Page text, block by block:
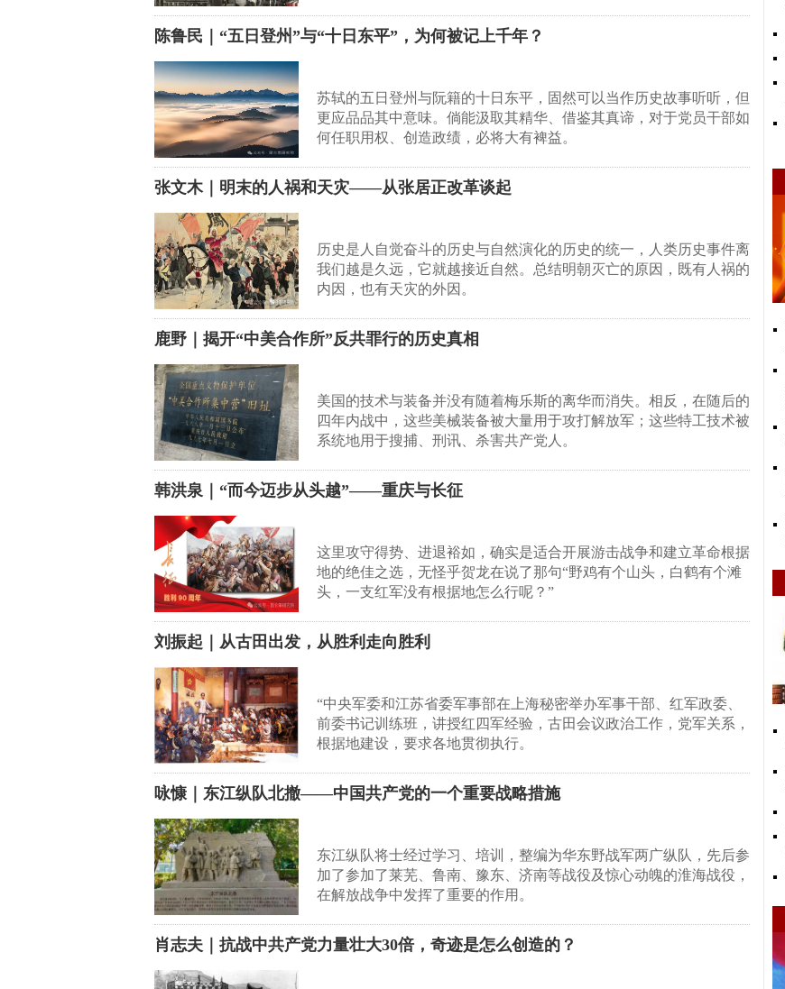
陈鲁民｜“五日登州”与“十日东平”，为何被记上千年？
苏轼的五日登州与阮籍的十日东平，固然可以当作历史故事听听，但
更应品品其中意味。倘能汲取其精华、借鉴其真谛，对于党员干部如
何任职用权、创造政绩，必将大有裨益。
张文木｜明末的人祸和天灾——从张居正改革谈起
历史是人自觉奋斗的历史与自然演化的历史的统一，人类历史事件离
我们越是久远，它就越接近自然。总结明朝灭亡的原因，既有人祸的
内因，也有天灾的外因。
鹿野｜揭开“中美合作所”反共罪行的历史真相
美国的技术与装备并没有随着梅乐斯的离华而消失。相反，在随后的
四年内战中，这些美械装备被大量用于攻打解放军；这些特工技术被
系统地用于搜捕、刑讯、杀害共产党人。
韩洪泉｜“而今迈步从头越”——重庆与长征
这里攻守得势、进退裕如，确实是适合开展游击战争和建立革命根据
地的绝佳之选，无怪乎贺龙在说了那句“野鸡有个山头，白鹤有个滩
头，一支红军没有根据地怎么行呢？”
刘振起｜从古田出发，从胜利走向胜利
“中央军委和江苏省委军事部在上海秘密举办军事干部、红军政委、
前委书记训练班，讲授红四军经验，古田会议政治工作，党军关系，
根据地建设，要求各地贯彻执行。
咏慷｜东江纵队北撤——中国共产党的一个重要战略措施
东江纵队将士经过学习、培训，整编为华东野战军两广纵队，先后参
加了参加了莱芜、鲁南、豫东、济南等战役及惊心动魄的淮海战役，
在解放战争中发挥了重要的作用。
肖志夫｜抗战中共产党力量壮大30倍，奇迹是怎么创造的？